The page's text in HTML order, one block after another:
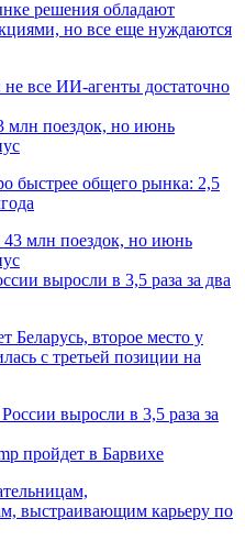
решения обладают
но все еще нуждаются
млн поездок, но июнь
быстрее общего рынка: 2,5
выросли в 3,5 раза за два
Беларусь, второе место у
с третьей позиции на
пройдет в Барвихе
выстраивающим карьеру по